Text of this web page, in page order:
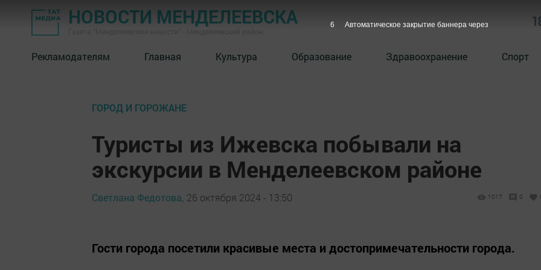
НОВОСТИ МЕНДЕЛЕЕВСКА
Рекламодателям Главная Культура Образование Здравоохранение Спорт
ГОРОД И ГОРОЖАНЕ
Туристы из Ижевска побывали на
экскурсии в Менделеевском районе
Светлана Федотова, 26 октября 2024 - 13:50 1017 0
Гости города посетили красивые места и достопримечательности города.
5 Автоматическое закрытие баннера через